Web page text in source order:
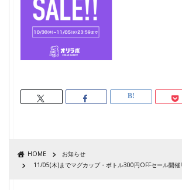
HOME
お知らせ
11/05(木)までマグカップ・ボトル300円OFFセール開催!